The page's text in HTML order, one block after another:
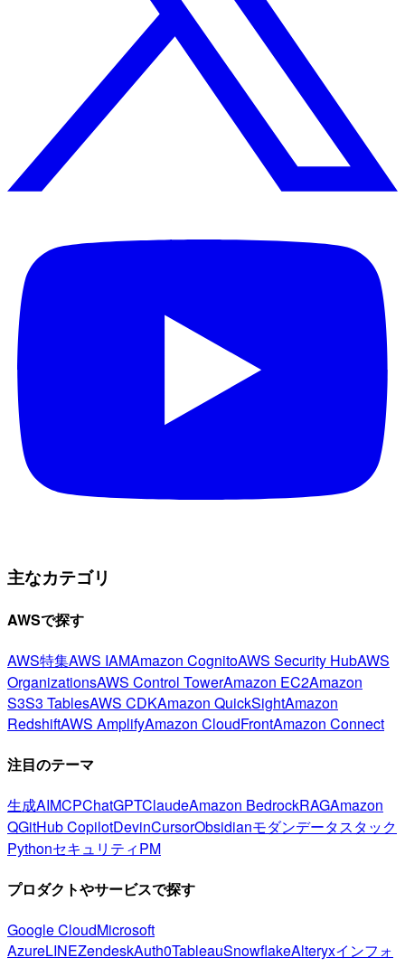
主なカテゴリ
AWSで探す
AWS特集AWS IAMAmazon CognitoAWS Security HubAWS
OrganizationsAWS Control TowerAmazon EC2Amazon
S3S3 TablesAWS CDKAmazon QuickSightAmazon
RedshiftAWS AmplifyAmazon CloudFrontAmazon Connect
注目のテーマ
生成AIMCPChatGPTClaudeAmazon BedrockRAGAmazon
QGitHub CopilotDevinCursorObsidianモダンデータスタック
PythonセキュリティPM
プロダクトやサービスで探す
Google CloudMicrosoft
AzureLINEZendeskAuth0TableauSnowflakeAlteryxインフォ